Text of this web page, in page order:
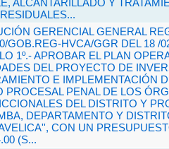
ALCANTARILLADO Y
GERENCIAL GENERAL
GOB.REG-HVCA/GGR DEL 18 /
1º.- APROBAR EL PLAN
DEL PROYECTO DE
E IMPLEMENTACIÓN
PROCESAL PENAL DE LOS
DEL DISTRITO Y
DEPARTAMENTO Y
CON UN
(S...